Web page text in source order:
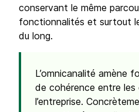
conservant le même
fonctionnalités et surtout
du long.
L’omnicanalité amène
de cohérence entre les
l’entreprise.